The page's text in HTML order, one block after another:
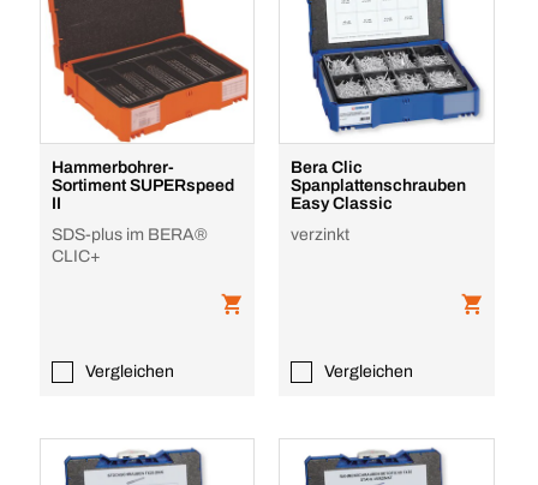
Hammerbohrer-
Sortiment SUPERspeed
II
SDS-plus im BERA®
CLIC+
Vergleichen
Bera Clic
Spanplattenschrauben
Easy Classic
verzinkt
Vergleichen